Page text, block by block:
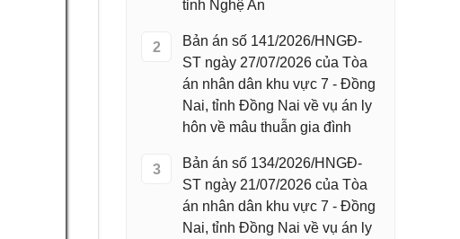
tỉnh Nghệ An
2
Bản án số 141/2026/HNGĐ-
ST ngày 27/07/2026 của Tòa
án nhân dân khu vực 7 - Đồng
Nai, tỉnh Đồng Nai về vụ án ly
hôn về mâu thuẫn gia đình
3
Bản án số 134/2026/HNGĐ-
ST ngày 21/07/2026 của Tòa
án nhân dân khu vực 7 - Đồng
Nai, tỉnh Đồng Nai về vụ án ly